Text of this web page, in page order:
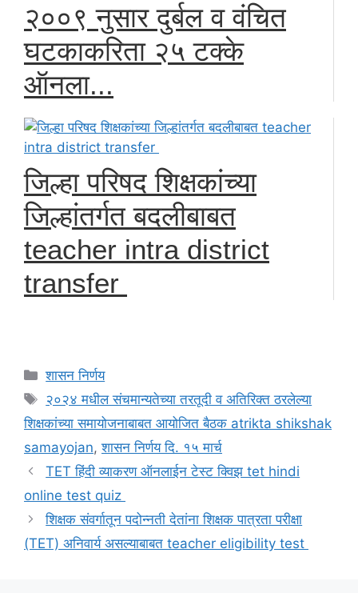
२००९ नुसार दुर्बल व वंचित
घटकाकरिता २५ टक्के
ऑनला...
जिल्हा परिषद शिक्षकांच्या
जिल्हांतर्गत बदलीबाबत
teacher intra district
transfer
Categories
शासन निर्णय
Tags
२०२४ मधील संचमान्यतेच्या तरतूदी व अतिरिक्त ठरलेल्या
शिक्षकांच्या समायोजनाबाबत आयोजित बैठक atrikta shikshak
samayojan,शासन निर्णय दि. १५ मार्च
TET हिंदी व्याकरण ऑनलाईन टेस्ट क्विझ tet hindi
online test quiz
शिक्षक संवर्गातून पदोन्नती देतांना शिक्षक पात्रता परीक्षा
(TET) अनिवार्य असल्याबाबत teacher eligibility test